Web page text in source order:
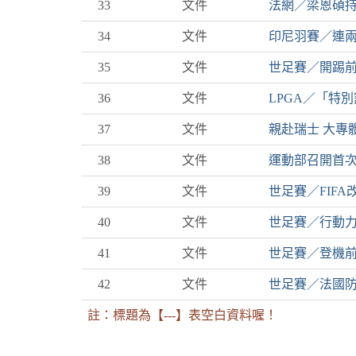
33 文件 法網／梁恩碩
34 文件 印尼羽賽／連
35 文件 世足賽／開踢
36 文件 LPGA／「特
37 文件 親赴瑞士 大專
38 文件 運動部召開首
39 文件 世足賽／FIFA
40 文件 世足賽／行動
41 文件 世足賽／登機
42 文件 世足賽／法國
註：標題為【---】表空白資料喔！